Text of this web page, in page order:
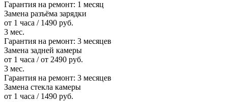
Гарантия на ремонт: 1 месяц
Замена разъёма зарядки
от 1 часа / 1490 руб.
3 мес.
Гарантия на ремонт: 3 месяцев
Замена задней камеры
от 1 часа / от 2490 руб.
3 мес.
Гарантия на ремонт: 3 месяцев
Замена стекла камеры
от 1 часа / 1490 руб.